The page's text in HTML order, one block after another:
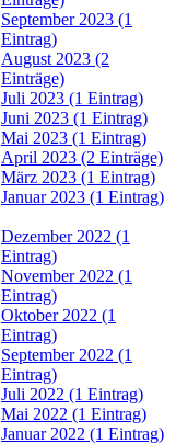
September 2023 (1
Eintrag)
August 2023 (2
Einträge)
Juli 2023 (1 Eintrag)
Juni 2023 (1 Eintrag)
Mai 2023 (1 Eintrag)
April 2023 (2 Einträge)
März 2023 (1 Eintrag)
Januar 2023 (1 Eintrag)
Dezember 2022 (1
Eintrag)
November 2022 (1
Eintrag)
Oktober 2022 (1
Eintrag)
September 2022 (1
Eintrag)
Juli 2022 (1 Eintrag)
Mai 2022 (1 Eintrag)
Januar 2022 (1 Eintrag)